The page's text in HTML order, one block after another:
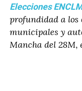
Elecciones
profundidad a los
municipales y
Mancha del 28M,